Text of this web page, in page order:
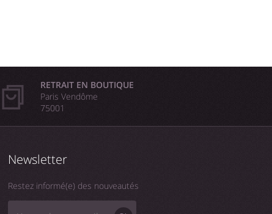
RETRAIT EN BOUTIQUE
Paris Vendôme
75001
Newsletter
Restez informé(e) des nouveautés